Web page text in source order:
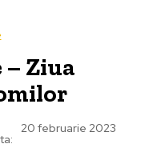
– Ziua
20 februarie 2023